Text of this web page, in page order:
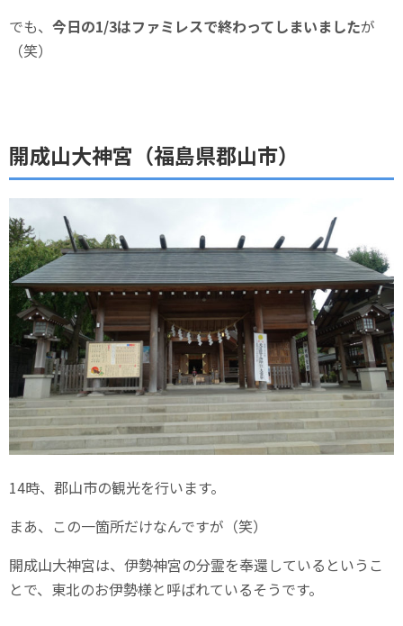
でも、 今日の1/3はファミレスで終わってしまいましたが
（笑）
開成山大神宮（福島県郡山市）
14時、郡山市の観光を行います。
まあ、この一箇所だけなんですが（笑）
開成山大神宮は、伊勢神宮の分霊を奉還しているというこ
とで、東北のお伊勢様と呼ばれているそうです。